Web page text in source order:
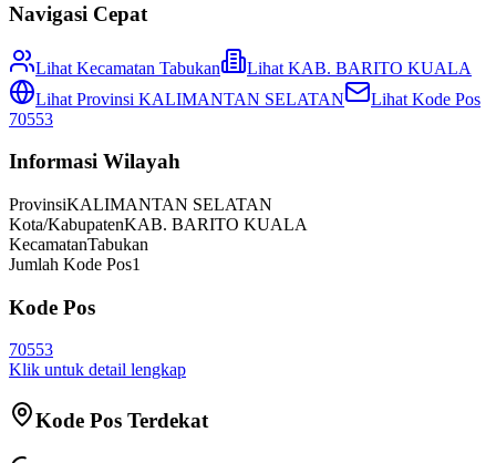
Navigasi Cepat
Lihat Kecamatan Tabukan Lihat KAB. BARITO KUALA
Lihat Provinsi KALIMANTAN SELATAN
Lihat Kode Pos
70553
Informasi Wilayah
ProvinsiKALIMANTAN SELATAN
Kota/KabupatenKAB. BARITO KUALA
KecamatanTabukan
Jumlah Kode Pos1
Kode Pos
70553
Klik untuk detail lengkap
Kode Pos Terdekat